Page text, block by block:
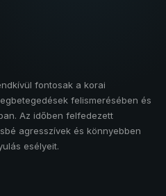
fontosak a korai
felismerésében és
Az időben felfedezett
agresszívek és könnyebben
esélyeit.